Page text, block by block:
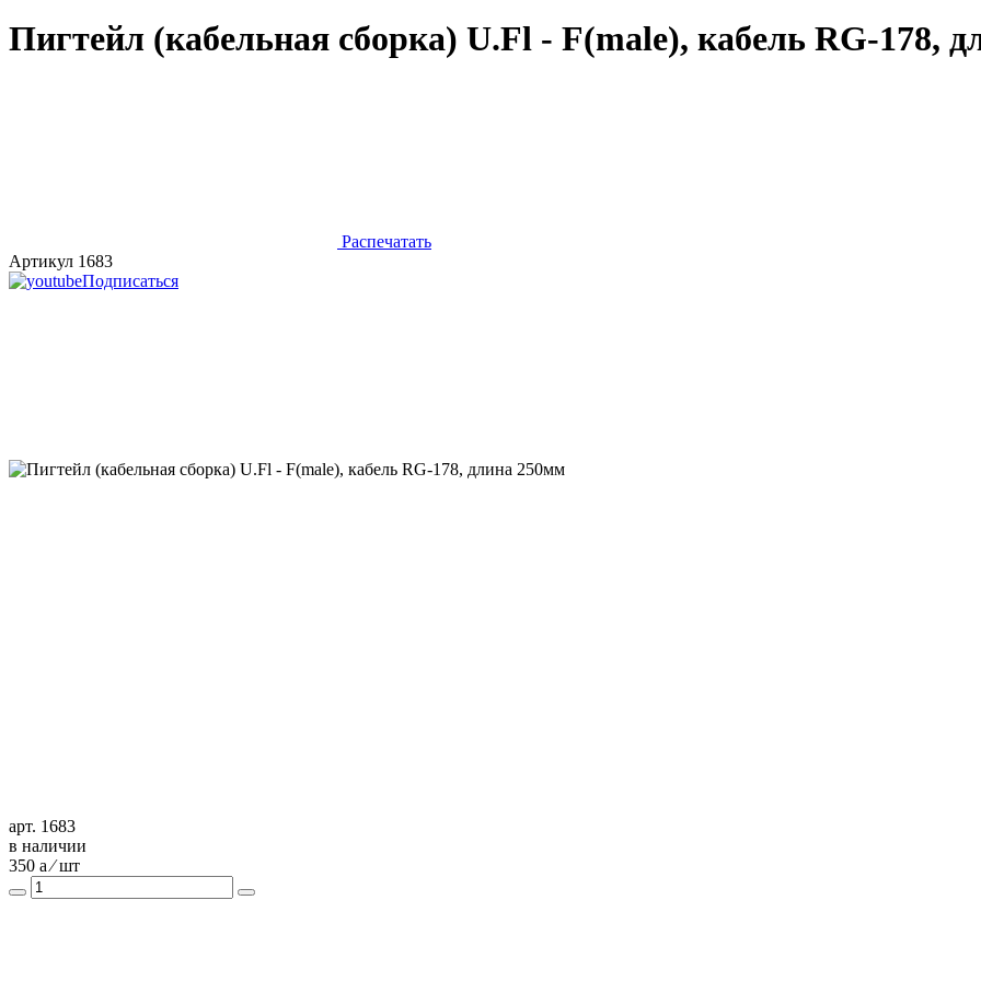
Пигтейл (кабельная сборка) U.Fl - F(male), кабель RG-178,
Распечатать
Артикул 1683
Подписаться
арт. 1683
в наличии
350 a ⁄ шт